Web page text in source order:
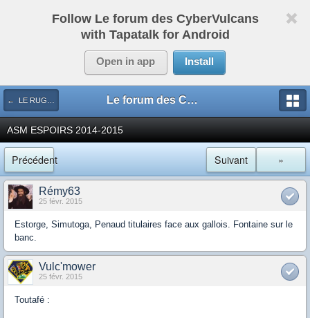
Follow Le forum des CyberVulcans
with Tapatalk for Android
Open in app Install
← LE RUGBY DE CHEZ NOUS Le forum des CyberVulcans
ASM ESPOIRS 2014-2015
Précédent »
Suivant
Rémy63
25 févr. 2015
Estorge, Simutoga, Penaud titulaires face aux gallois. Fontaine sur le
banc.
Vulc'mower
25 févr. 2015
Toutafé :